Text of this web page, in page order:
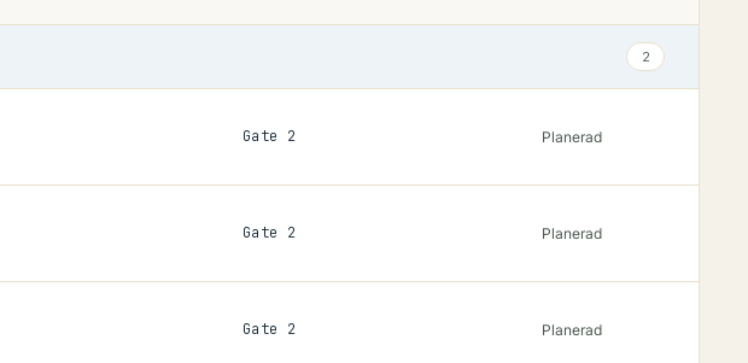
2
Gate 2 Planerad
Gate 2 Planerad
Gate 2 Planerad